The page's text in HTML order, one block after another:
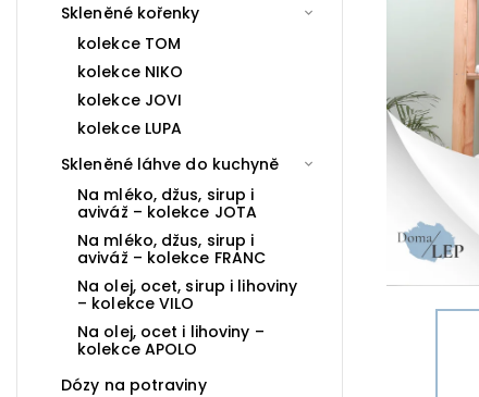
Skleněné kořenky
kolekce TOM
kolekce NIKO
kolekce JOVI
kolekce LUPA
Skleněné láhve do kuchyně
Na mléko, džus, sirup i
aviváž – kolekce JOTA
Na mléko, džus, sirup i
aviváž – kolekce FRANC
Na olej, ocet, sirup i lihoviny
– kolekce VILO
Na olej, ocet i lihoviny –
kolekce APOLO
Dózy na potraviny